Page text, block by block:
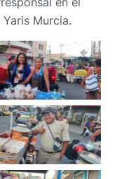
Yaris Murcia.
No Caption
No Caption